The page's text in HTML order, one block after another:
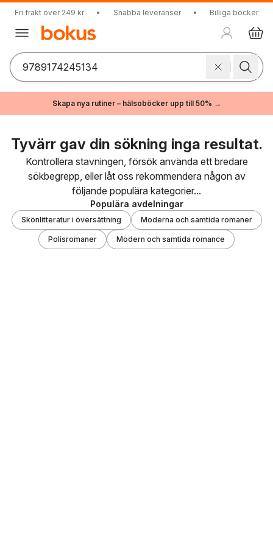
Fri frakt över 249 kr • Snabba leveranser • Billiga böcker
Skapa nya rutiner – hälsoböcker upp till 50% →
Tyvärr gav din sökning inga resultat.
Kontrollera stavningen, försök använda ett bredare
sökbegrepp, eller låt oss rekommendera någon av
följande populära kategorier...
Populära avdelningar
Skönlitteratur i översättning Moderna och samtida romaner
Polisromaner Modern och samtida romance